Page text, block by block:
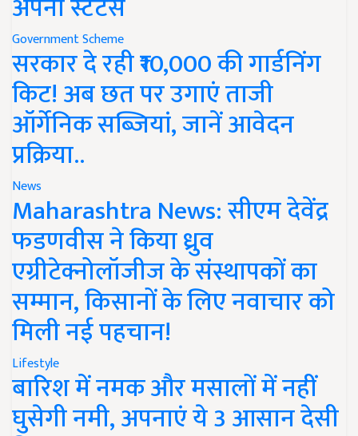
Government Scheme
सरकार दे रही ₹10,000 की गार्डनिंग
किट! अब छत पर उगाएं ताजी
ऑर्गेनिक सब्जियां, जानें आवेदन
प्रक्रिया..
News
Maharashtra News: सीएम देवेंद्र
फडणवीस ने किया ध्रुव
एग्रीटेक्नोलॉजीज के संस्थापकों का
सम्मान, किसानों के लिए नवाचार को
मिली नई पहचान!
Lifestyle
बारिश में नमक और मसालों में नहीं
घुसेगी नमी, अपनाएं ये 3 आसान देसी